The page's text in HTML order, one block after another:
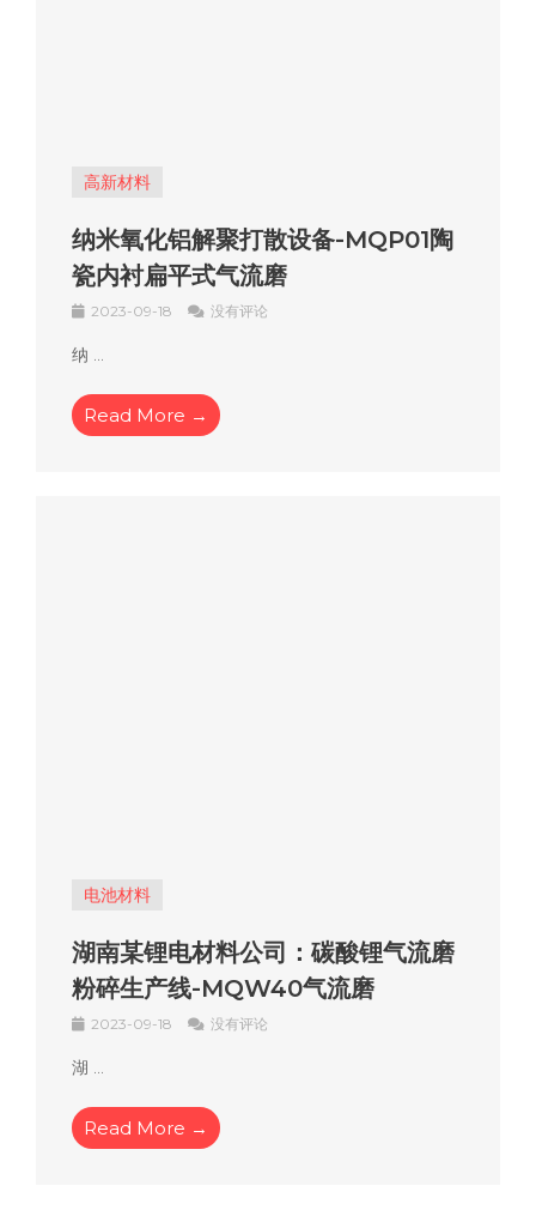
高新材料
纳米氧化铝解聚打散设备-MQP01陶
瓷内衬扁平式气流磨
2023-09-18 没有评论
纳 ...
Read More →
电池材料
湖南某锂电材料公司：碳酸锂气流磨
粉碎生产线-MQW40气流磨
2023-09-18 没有评论
湖 ...
Read More →